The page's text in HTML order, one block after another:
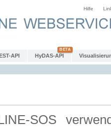
Hilfe
API HyDAS-API
SOS